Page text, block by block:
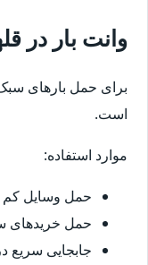
وانت بار در
برای حمل بارهای
است.
موارد استفاده:
حمل وسایل
حمل خریدهای
جابجایی